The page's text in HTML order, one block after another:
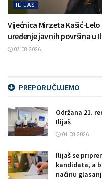
ILIJAŠ
Vijećnica Mirzeta Kašić-
uređenje javnih površina u
07.08.2026.
PREPORUČUJEMO
Održana 21.
Ilijaš
04.08.2026.
Ilijaš se
kandidata, a
načinu